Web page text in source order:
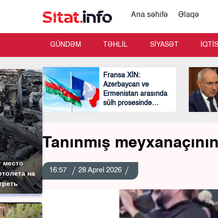
место
на
Ana səhifə Əlaqə
GÜNDƏM TƏHLİL SİYASƏT
Fransa XİN:
Azərbaycan və
Ermənistan arasında
sülh prosesində
mühüm və cəsarətli
Tanınmış
16:57 28 Aprel 2026